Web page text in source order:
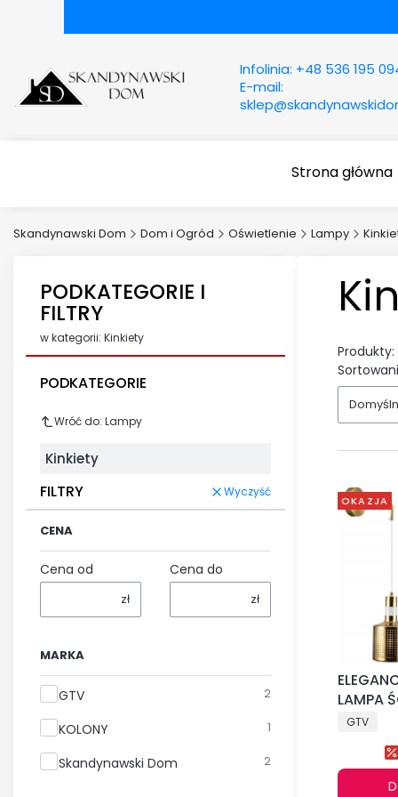
Infolinia: +48 536 195
E-mail:
Strona główna
Skandynawski Dom Dom i Ogród Oświetlenie Lampy
PODKATEGORIE I
FILTRY
w kategorii: Kinkiety
PODKATEGORIE
Wróć do: Lampy
Kinkiety
FILTRY Wyczyść
CENA
Cena od
zł
Cena do
zł
MARKA
Marka
GTV 2
KOLONY 1
Skandynawski Dom 2
Produkty:
OKAZJA
LAMPA
GTV